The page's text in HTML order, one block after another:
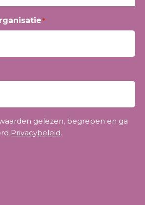
*
gelezen, begrepen en ga
Privacybeleid.